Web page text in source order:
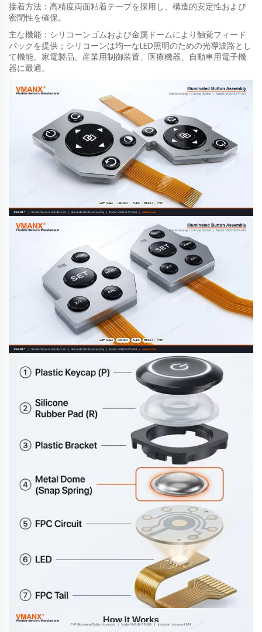
接着方法：高精度両面粘着テープを採用し、構造的安定性および
密閉性を確保。
主な機能：シリコーンゴムおよび金属ドームにより触覚フィード
バックを提供；シリコーンは均一なLED照明のための光導波路とし
て機能。家電製品、産業用制御装置、医療機器、自動車用電子機
器に最適。